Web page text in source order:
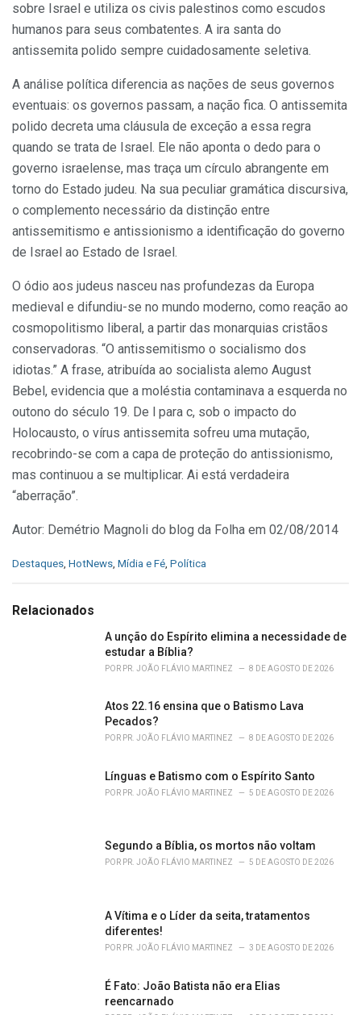
sobre Israel e utiliza os civis palestinos como escudos
humanos para seus combatentes. A ira santa do
antissemita polido sempre cuidadosamente seletiva.
A análise política diferencia as nações de seus governos
eventuais: os governos passam, a nação fica. O antissemita
polido decreta uma cláusula de exceção a essa regra
quando se trata de Israel. Ele não aponta o dedo para o
governo israelense, mas traça um círculo abrangente em
torno do Estado judeu. Na sua peculiar gramática discursiva,
o complemento necessário da distinção entre
antissemitismo e antissionismo a identificação do governo
de Israel ao Estado de Israel.
O ódio aos judeus nasceu nas profundezas da Europa
medieval e difundiu-se no mundo moderno, como reação ao
cosmopolitismo liberal, a partir das monarquias cristãos
conservadoras. “O antissemitismo o socialismo dos
idiotas.” A frase, atribuída ao socialista alemo August
Bebel, evidencia que a moléstia contaminava a esquerda no
outono do século 19. De l para c, sob o impacto do
Holocausto, o vírus antissemita sofreu uma mutação,
recobrindo-se com a capa de proteção do antissionismo,
mas continuou a se multiplicar. Ai está verdadeira
“aberração”.
Autor: Demétrio Magnoli do blog da Folha em 02/08/2014
C
e
Destaques, HotNews, Mídia e Fé, Política
Relacionados
A unção do Espírito elimina a necessidade de
estudar a Bíblia?
POR PR. JOÃO FLÁVIO MARTINEZ 8 DE AGOSTO DE 2026
Atos 22.16 ensina que o Batismo Lava
Pecados?
POR PR. JOÃO FLÁVIO MARTINEZ 8 DE AGOSTO DE 2026
Línguas e Batismo com o Espírito Santo
POR PR. JOÃO FLÁVIO MARTINEZ 5 DE AGOSTO DE 2026
Segundo a Bíblia, os mortos não voltam
POR PR. JOÃO FLÁVIO MARTINEZ 5 DE AGOSTO DE 2026
A Vítima e o Líder da seita, tratamentos
diferentes!
POR PR. JOÃO FLÁVIO MARTINEZ 3 DE AGOSTO DE 2026
É Fato: João Batista não era Elias
reencarnado